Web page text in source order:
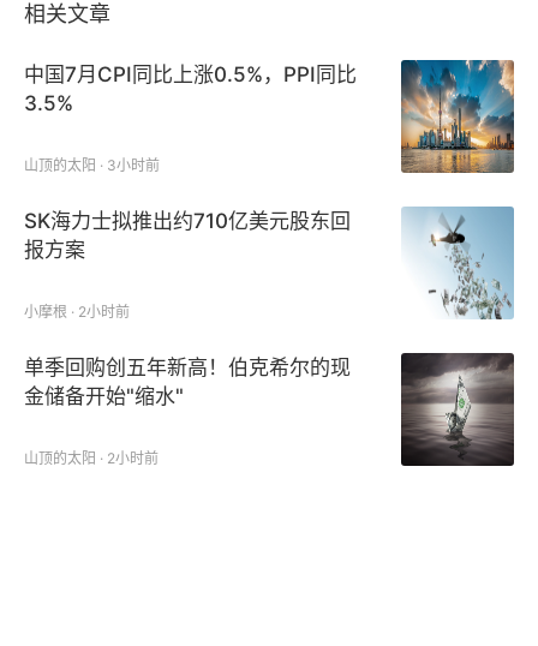
相关文章
中国7月CPI同比上涨0.5%，PPI同比
3.5%
山顶的太阳 · 3小时前
SK海力士拟推出约710亿美元股东回
报方案
小摩根 · 2小时前
单季回购创五年新高！伯克希尔的现
金储备开始"缩水"
山顶的太阳 · 2小时前